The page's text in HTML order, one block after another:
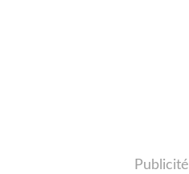
Publicité